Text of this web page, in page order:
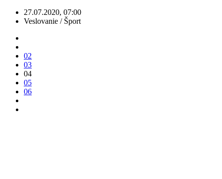
27.07.2020, 07:00
Veslovanie / Šport
02
03
04
05
06